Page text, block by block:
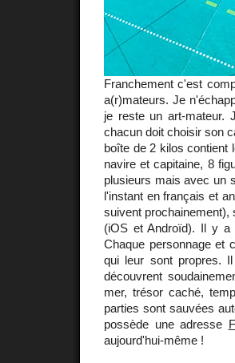
Franchement c'est
a(r)mateurs. Je
je reste un art-mateur.
chacun doit choisir son
boîte de 2 kilos contient
navire et capitaine, 8
plusieurs mais avec un
l'instant en français et
suivent prochainement),
(iOS et Androïd). Il y a
Chaque personnage et
qui leur sont propres.
découvrent
mer, trésor caché,
parties sont sauvées
possède une adresse
aujourd'hui-même !